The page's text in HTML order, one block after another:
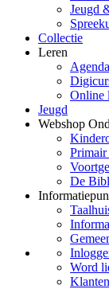
Jeugd
Collectie
Leren
Online
Jeugd
Webshop
De
Word